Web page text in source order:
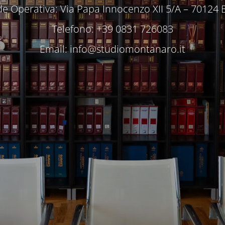
Operativa: Via Papa Innocenzo XII 5/A – 70124
Telefono: +39 0831 726083
Email:info@studiomontanaro.it